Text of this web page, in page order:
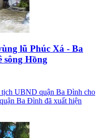
lũ Phúc Xá - Ba
Hồng
tịch UBND quận Ba Đình cho
Ba Đình đã xuất hiện